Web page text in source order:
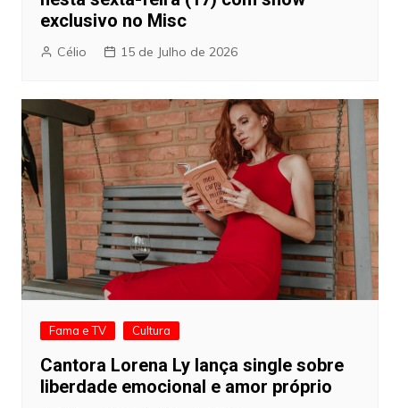
exclusivo no Misc
Célio 15 de Julho de 2026
Fama e TV Cultura
Cantora Lorena Ly lança single sobre
liberdade emocional e amor próprio